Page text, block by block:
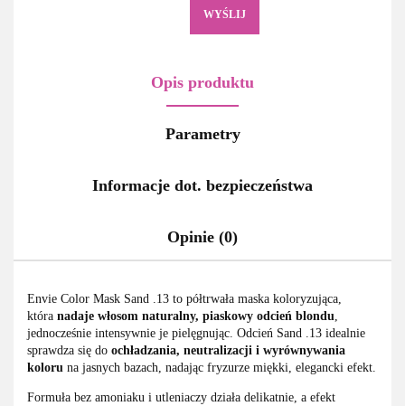
WYŚLIJ
Opis produktu
Parametry
Informacje dot. bezpieczeństwa
Opinie (0)
Envie Color Mask Sand .13 to półtrwała maska koloryzująca,
która nadaje włosom naturalny, piaskowy odcień blondu
jednocześnie intensywnie je pielęgnując. Odcień Sand .13 idealnie
sprawdza się do ochładzania, neutralizacji i wyrównywania
koloru na jasnych bazach, nadając fryzurze miękki, elegancki efekt.
Formuła bez amoniaku i utleniaczy działa delikatnie, a efekt